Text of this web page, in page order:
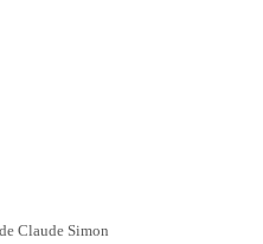
Claude Simon